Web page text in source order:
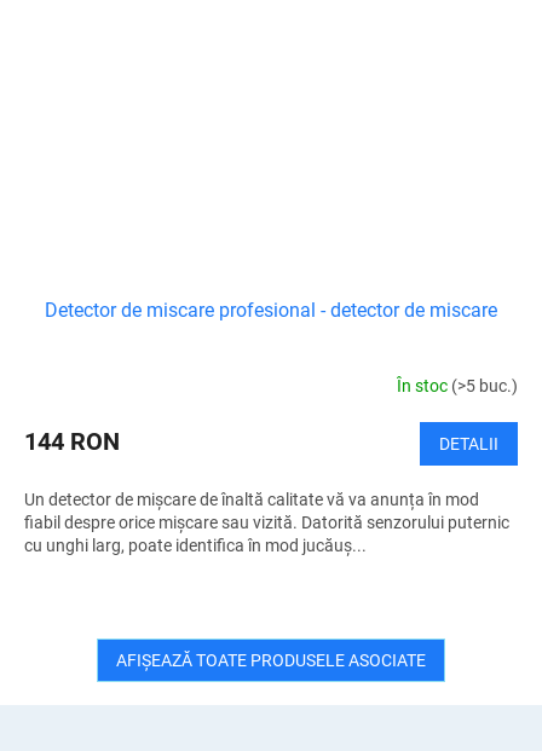
Detector de miscare profesional - detector de miscare
În stoc (>5 buc.)
144 RON DETALII
Un detector de mișcare de înaltă calitate vă va anunța în mod
fiabil despre orice mișcare sau vizită. Datorită senzorului puternic
cu unghi larg, poate identifica în mod jucăuș...
AFIŞEAZĂ TOATE PRODUSELE ASOCIATE